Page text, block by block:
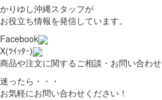
かりゆし沖縄スタッフが
お役立ち情報を発信しています。
Facebook
X(ﾂｲｯﾀｰ)
商品や注文に関するご相談・お問い合わせ
迷ったら・・・
お気軽にお問い合わせください！